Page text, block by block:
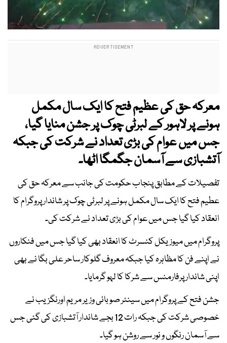
معرکہ حق کی عظیم فتح کا ایک سال مکمل
ہونے پر لاہور کے لبرٹی چوک پر جشن منایا گیا،
جس میں عوام کی بڑی تعداد نے شرکت کی جبکہ
آتشبازی سے آسمان جگمگا اٹھا۔
تفصیلات کے مطابق پنجاب حکومت کی جانب سے معرکہ حق کی
عطیم فتح کا ایک سال مکمل ہونے پر لبرٹی چوک پر شاندار پروگرام کا
انعقاد کیا گیا جس میں عوام کی بڑی تعداد نے شرکت کی۔
پروگرام میں میوزیکل کنسرٹ کا انعقاد بھی کیا گیا جس میں فنکاروں
نے اپنے فن کا مظاہرہ کیا جبکہ معروف گلوکار ساحر علی بگا نے بھی
اپنی شاندار پرفارمنس سے شرکا کا لہو گرمایا۔
جشن فتح کے پروگرام میں سینئر صوبائی وزیر مریم اورنگزیب نے
خصوصی شرکت کی جبکہ رات 12 بجے شاندار آتشبازی کی گئی جس
سے آسمان رنگوں و نور سے روشن ہو گیا۔